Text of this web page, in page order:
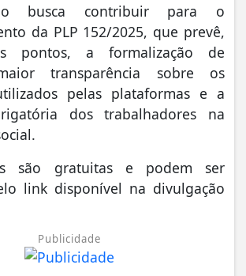
busca contribuir para o
da PLP 152/2025, que prevê,
pontos, a formalização de
transparência sobre os
pelas plataformas e a
dos trabalhadores na
são gratuitas e podem ser
link disponível na divulgação
Publicidade